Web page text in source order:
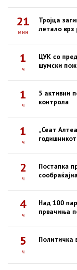
21
мин
Тројца
летало врз
1
ч
ЦУК со
шумски
1
ч
5 активни
контрола
1
ч
„Сеат
2
ч
Постапка
4
ч
Над 100
првачиња
5
ч
Политичка